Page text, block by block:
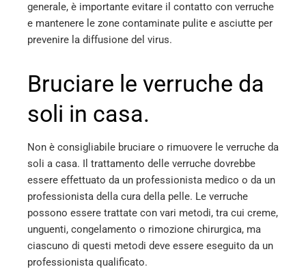
generale, è importante evitare il contatto con verruche
e mantenere le zone contaminate pulite e asciutte per
prevenire la diffusione del virus.
Bruciare le verruche da
soli in casa.
Non è consigliabile bruciare o rimuovere le verruche da
soli a casa. Il trattamento delle verruche dovrebbe
essere effettuato da un professionista medico o da un
professionista della cura della pelle. Le verruche
possono essere trattate con vari metodi, tra cui creme,
unguenti, congelamento o rimozione chirurgica, ma
ciascuno di questi metodi deve essere eseguito da un
professionista qualificato.